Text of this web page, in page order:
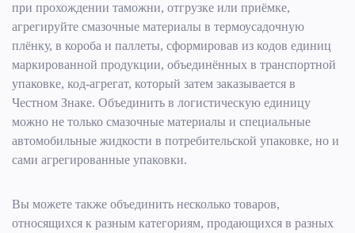
при прохождении таможни, отгрузке или приёмке,
агрегируйте смазочные материалы в термоусадочную
плёнку, в короба и паллеты, сформировав из кодов единиц
маркированной продукции, объединённых в транспортной
упаковке, код-агрегат, который затем заказывается в
Честном Знаке. Объединить в логистическую единицу
можно не только смазочные материалы и специальные
автомобильные жидкости в потребительской упаковке, но и
сами агрегированные упаковки.
Вы можете также объединить несколько товаров,
относящихся к разным категориям, продающихся в разных